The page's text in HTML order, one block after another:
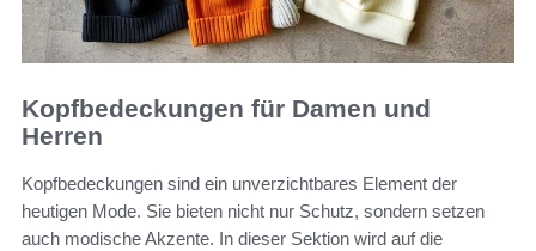
Kopfbedeckungen für Damen und
Herren
Kopfbedeckungen sind ein unverzichtbares Element der
heutigen Mode. Sie bieten nicht nur Schutz, sondern setzen
auch modische Akzente. In dieser Sektion wird auf die